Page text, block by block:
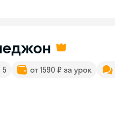
5 от 1590 ₽ за урок